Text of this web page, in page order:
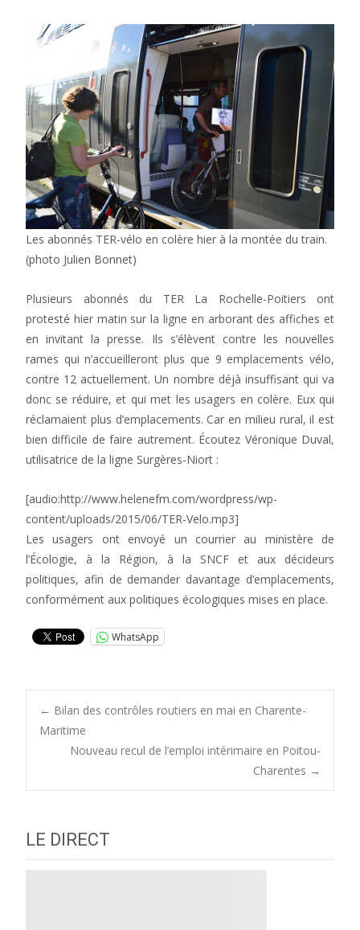
Les abonnés TER-vélo en colère hier à la montée du train.
(photo Julien Bonnet)
Plusieurs abonnés du TER La Rochelle-Poitiers ont
protesté hier matin sur la ligne en arborant des affiches et
en invitant la presse. Ils s’élèvent contre les nouvelles
rames qui n’accueilleront plus que 9 emplacements vélo,
contre 12 actuellement. Un nombre déjà insuffisant qui va
donc se réduire, et qui met les usagers en colère. Eux qui
réclamaient plus d’emplacements. Car en milieu rural, il est
bien difficile de faire autrement. Écoutez Véronique Duval,
utilisatrice de la ligne Surgères-Niort :
[audio:http://www.helenefm.com/wordpress/wp-
content/uploads/2015/06/TER-Velo.mp3]
Les usagers ont envoyé un courrier au ministère de
l’Écologie, à la Région, à la SNCF et aux décideurs
politiques, afin de demander davantage d’emplacements,
conformément aux politiques écologiques mises en place.
WhatsApp
Post
navigation
← Bilan des contrôles routiers en mai en Charente-
Maritime
Nouveau recul de l’emploi intérimaire en Poitou-
Charentes →
LE DIRECT